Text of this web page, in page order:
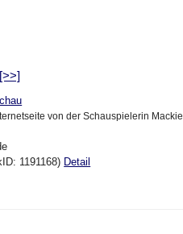
[>>]
von der Schauspielerin Mackie
1191168) Detail